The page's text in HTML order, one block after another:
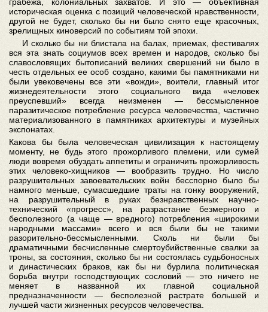
историческая оценка с позиций человеческой нравственности,
другой не будет, сколько бы ни было снято еще красочных,
зрелищных киноверсий по событиям той эпохи.
И сколько бы ни блистала на балах, приемах, фестивалях
вся эта знать социумов всех времен и народов, сколько бы
славословящих бытописаний великих свершений ни было в
честь отдельных ее особ создано, какими бы памятниками ни
были увековечены все эти «вожди», воители, главный итог
жизнедеятельности этого социального вида «человек
преуспевший» всегда неизменен — бессмысленное
паразитическое потребление ресурса человечества, частично
материализованного в памятниках архитектуры и музейных
экспонатах.
Какова бы была человеческая цивилизация к настоящему
моменту, не будь этого прожорливого племени, или сумей
люди вовремя обуздать аппетиты и ограничить прожорливость
этих человеко-хищников — вообразить трудно. Но число
разрушительных завоевательских войн бесспорно было бы
намного меньше, сумасшедшие траты на гонку вооружений,
на разрушительный в руках безнравственных научно-
технический «прогресс», на разрастание безмерного и
бесполезного (а чаще — вредного) потребления «широкими
народными массами» всего и вся были бы не такими
разорительно-бессмысленными. Сколь ни были бы
драматичными бесчисленные смертоубийственные свалки за
троны, за состояния, сколько бы ни состоялась судьбоносных
и династических браков, как бы ни бурлила политическая
борьба внутри господствующих сословий — это ничего не
меняет в названной их главной социальной
предназначенности — бесполезной растрате большей и
лучшей части жизненных ресурсов человечества.